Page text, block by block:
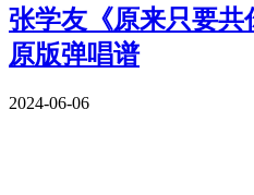
张学友《原来只要共
原版弹唱谱
2024-06-06